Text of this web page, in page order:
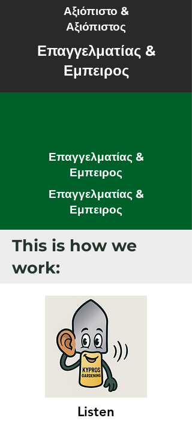
Αξιόπιστο &
Αξιόπιστος
Επαγγελματίας &
Εμπειρος
Επαγγελματίας &
Εμπειρος
Επαγγελματίας &
Εμπειρος
This is how we
work:
Listen